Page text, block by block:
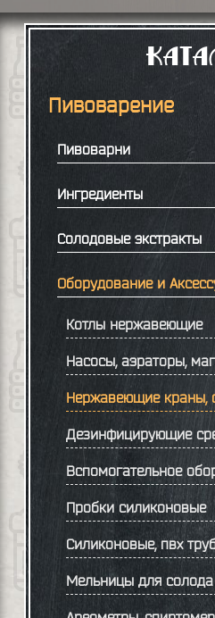
Пивоварение
Пивоварни
Ингредиенты
Солодовые экстракты
Оборудование и
Котлы нержавеющие
Насосы, аэраторы,
Нержавеющие краны,
Дезинфицирующие
Вспомогательное
Пробки силиконовые
Силиконовые, пвх
Мельницы для солода